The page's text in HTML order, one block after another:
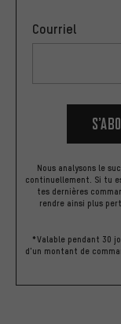
Courriel
Nous analysons le
continuellement. Si tu
tes dernières
rendre ainsi plus
*Valable pendant 30
d'un montant de